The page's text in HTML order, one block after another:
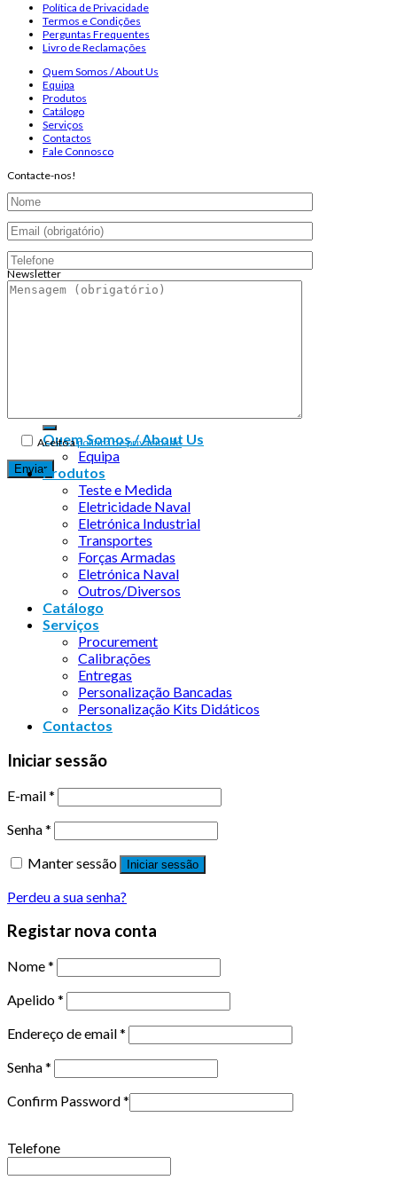
Política de Privacidade
Termos e Condições
Perguntas Frequentes
Livro de Reclamações
Quem Somos / About Us
Equipa
Produtos
Catálogo
Serviços
Contactos
Fale Connosco
Contacte-nos!
Aceito apolítica de privacidade
Newsletter
Endereço de email:
Quem Somos / About Us
Equipa
Produtos
Teste e Medida
Eletricidade Naval
Eletrónica Industrial
Transportes
Forças Armadas
Eletrónica Naval
Outros/Diversos
Catálogo
Serviços
Procurement
Calibrações
Entregas
Personalização Bancadas
Personalização Kits Didáticos
Contactos
Iniciar sessão
E-mail*
Senha*
Manter sessão
Iniciar sessão
Perdeu a sua senha?
Registar nova conta
Nome*
Apelido*
Endereço de email*
Senha*
Confirm Password*
Telefone